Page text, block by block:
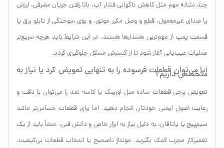
چند نشانه مهم مثل کاهش ناگهانی فشار آب، بالا رفتن جریان مصرفی، لرزش
یا صدای غیرمعمول، قطع‌ و وصل مکرر موتور، و بوی سوختگی از تابلو برق یا
قسمت پمپ از مهم‌ترین هشدارها هستند. در این شرایط باید هرچه سریع‌تر
عملیات عیب‌یابی آغاز شود تا از گسترش مشکل جلوگیری گردد.
آیا می‌توان قطعات فرسوده را به تنهایی تعویض کرد یا نیاز به
متخصص داریم؟
تعویض برخی قطعات ساده مثل اورینگ یا کاسه نمد را می‌توان با دقت و
رعایت اصول ایمنی خودتان انجام دهید. اما برای قطعات حساس‌تر مانند
سیم‌پیچ یا یاتاقان، به دلیل نیاز به ابزار خاص و دانش فنی، حتماً باید از یک
تعمیرکار مجرب کمک بگیرید. مونتاژ ناصحیح یا انتخاب قطعات بی‌کیفیت،